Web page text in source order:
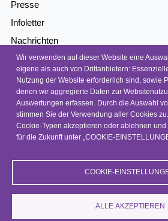
Presse
Infoletter
Nachrichten
Kontakt
Barrierefreiheit
Barriere melden
Datenschutz
Impressum
Wir verwenden auf dieser Website eine
eigene als auch von Drittanbietern:
Nutzung der Website erforderlich sind, sowie
denen wir aggregierte Daten zur
Auswertungen erfassen. Durch die Auswahl
stimmen Sie der Verwendung aller Cookies
Cookie-Typen akzeptieren oder ablehnen
für die Zukunft unter „COOKIE-
COOKIE-
ALLE AKZEPTIEREN